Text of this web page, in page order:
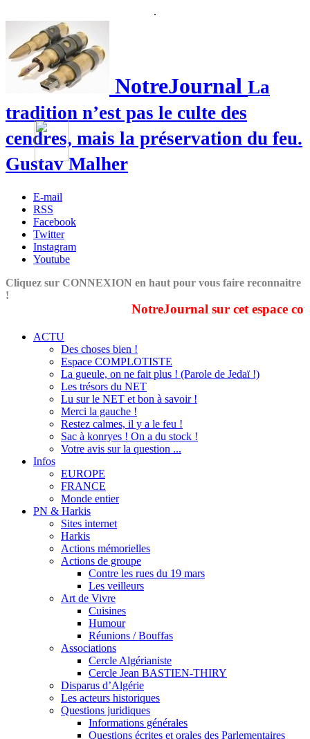
.
NotreJournal La
tradition n’est pas le culte des
cendres, mais la préservation du feu.
Gustav Malher
E-mail
RSS
Facebook
Twitter
Instagram
Youtube
Cliquez sur CONNEXION en haut pour vous faire reconnaitre
!
NotreJournal sur cet espace
ACTU
Des choses bien !
Espace COMPLOTISTE
La gueule, on ne fait plus ! (Parole de Jedaï !)
Les trésors du NET
Lu sur le NET et bon à savoir !
Merci la gauche !
Restez calmes, il y a le feu !
Sac à konryes ! On a du stock !
Votre avis sur la question ...
Infos
EUROPE
FRANCE
Monde entier
PN & Harkis
Sites internet
Harkis
Actions mémorielles
Actions de groupe
Contre les rues du 19 mars
Les veilleurs
Art de Vivre
Cuisines
Humour
Réunions / Bouffas
Associations
Cercle Algérianiste
Cercle Jean BASTIEN-THIRY
Disparus d’Algérie
Les acteurs historiques
Questions juridiques
Informations générales
Questions écrites et orales des Parlementaires